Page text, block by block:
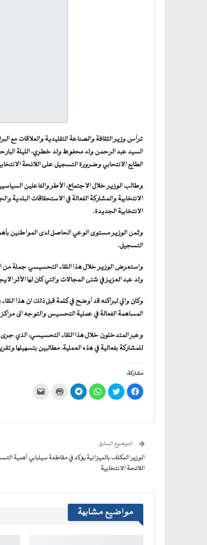
ترأس وزير الثقافة والصناعة التقليدية والعلاقات مع
السيد عبد الرحمن ولد محفوظ ولد خطري، الليلة
الطابع الانتحابي وضرورة التسجيل على اللائحة
وطالب الوزير خلال الاجتماع، الأطر والفاعلين
الانتخابية والمشاركة الفعالة في الاستحقاقات البلدية
الانتخابية الجديدة.
وثمن الوزير مستوى الوعي الحاصل لدى المواطنين
التسجيل.
واستعرض الوزير خلال هذا اللقاء التحسيسي جملة من
ولد عبد العزيز في شتى المجالات والتي كان لها الأثر
وكان والي لبراكنه قد أوضح في كلمة قبل ذلك ان هذا
المساهمة الفعالة في عملية التحسيس والتوجه الى
وعبر المتدخلون خلال هذا اللقاء التحسيسي، الذي
للمشاركة بفعالية في هذه العملية، مطالبين بتسهيلها
مشاركة:
انقر
للمشاركة
على
اضغط
للمشاركة
على
انقر
للمشاركة
على
انقر
للمشاركة
اضغط
للطباعة
جديدة)
الموضوع السابق
الوزير المكلف بالميزانية يؤكد في مقاطعة سيلبابي أهمية
اللائحة الانتخابية
مواضيع مشابهة